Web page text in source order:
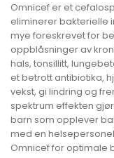
Omnicef er et
eliminerer bakterielle
mye foreskrevet for
oppblåsninger av
hals, tonsillitt,
et betrott antibiotika,
vekst, gi lindring og
spektrum effekten
barn som opplever
med en
Omnicef for optimale